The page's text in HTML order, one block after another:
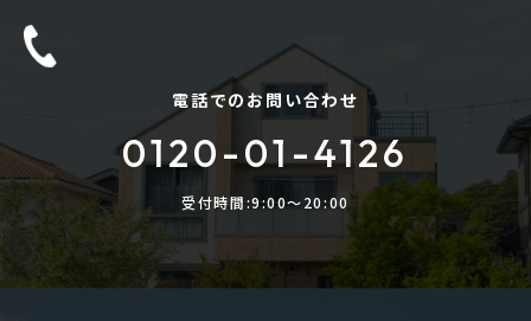
電話でのお問い合わせ
0120-01-4126
受付時間:9:00〜20:00